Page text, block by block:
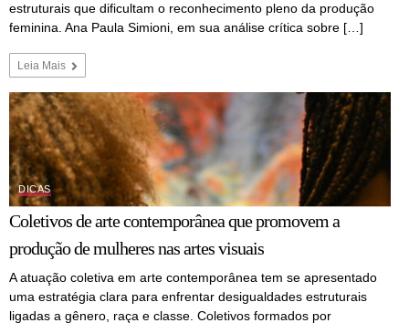
estruturais que dificultam o reconhecimento pleno da produção
feminina. Ana Paula Simioni, em sua análise crítica sobre […]
Leia Mais
DICAS
Coletivos de arte contemporânea que promovem a
produção de mulheres nas artes visuais
A atuação coletiva em arte contemporânea tem se apresentado
uma estratégia clara para enfrentar desigualdades estruturais
ligadas a gênero, raça e classe. Coletivos formados por